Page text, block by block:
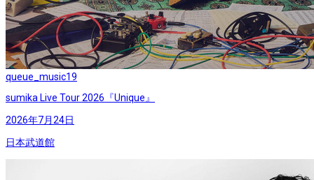
queue_music19
sumika Live Tour 2026『Unique』
2026年7月24日
日本武道館